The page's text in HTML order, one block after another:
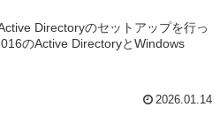
Directoryのセットアップを行っ
のActive DirectoryとWindows
2026.01.14